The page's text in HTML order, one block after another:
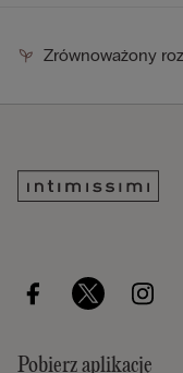
Zrównoważony
Pobierz aplikację